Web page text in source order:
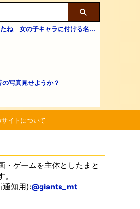
たね 女の子キャラに付ける名...
写真見せようか？
サイトについて
・ゲームを主体としたまと
知用):@giants_mt